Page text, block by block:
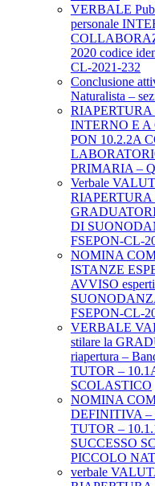
VERBALE
personale
2020 codice
CL-2021-232
Conclusione
Naturalista –
RIAPERTURA
INTERNO E
PON 10.2.2A
PRIMARIA –
Verbale
RIAPERTURA
DI
FSEPON-CL-
NOMINA
ISTANZE
AVVISO
FSEPON-CL-
VERBALE
stilare la
riapertura –
TUTOR –
SCOLASTICO
NOMINA
DEFINITIVA –
TUTOR –
SUCCESSO
PICCOLO
verbale